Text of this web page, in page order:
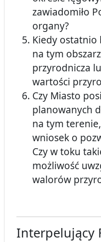
zawiadomiło
organy?
Kiedy ostatnio
na tym
przyrodnicza
wartości
Czy Miasto
planowanych
na tym terenie,
wniosek o
Czy w toku
możliwość
walorów
Interpelujący